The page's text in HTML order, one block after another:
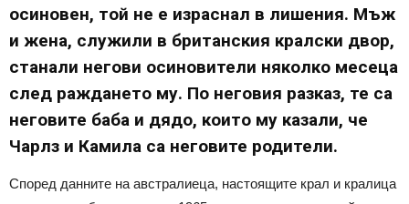
осиновен, той не е израснал в лишения. Мъж
и жена, служили в британския кралски двор,
станали негови осиновители няколко месеца
след раждането му. По неговия разказ, те са
неговите баба и дядо, които му казали, че
Чарлз и Камила са неговите родители.
Според данните на австралиеца, настоящите крал и кралица